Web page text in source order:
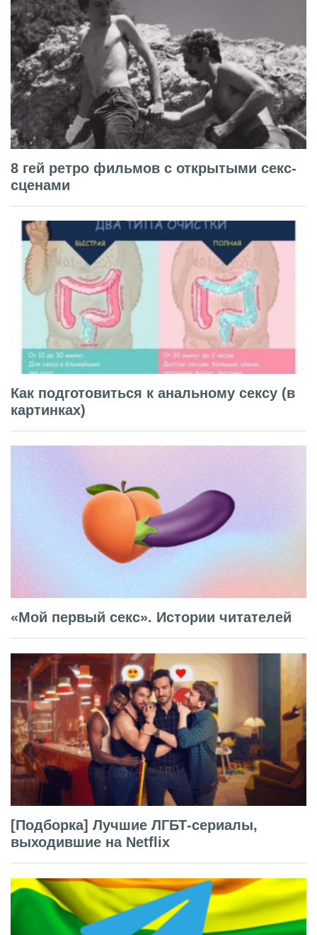
8 гей ретро фильмов с открытыми секс-
сценами
Как подготовиться к анальному сексу (в
картинках)
«Мой первый секс». Истории читателей
[Подборка] Лучшие ЛГБТ-сериалы,
выходившие на Netflix